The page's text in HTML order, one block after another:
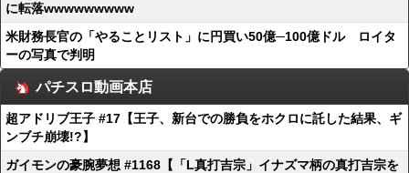
に転落wwwwwwwww
米財務長官の「やることリスト」に円買い50億─100億ドル ロイタ
ーの写真で判明
パチスロ動画本店
超アドリブ王子 #17【王子、新台での勝負をホクロに託した結果、ギ
ンブチ崩壊!?】
ガイモンの豪腕夢想 #1168【「L真打吉宗」イナズマ柄の真打吉宗を